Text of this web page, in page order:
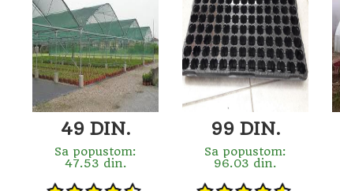
49 DIN.
Sa popustom:
47.53 din.
99 DIN.
Sa popustom:
96.03 din.